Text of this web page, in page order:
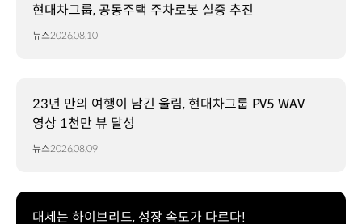
현대차그룹, 공동주택 주차로봇 실증 추진
뉴스2026.08.10
23년 만의 여행이 남긴 울림, 현대차그룹 PV5 WAV
영상 1천만 뷰 달성
뉴스2026.08.09
대세는 하이브리드, 성장 속도가 다르다!